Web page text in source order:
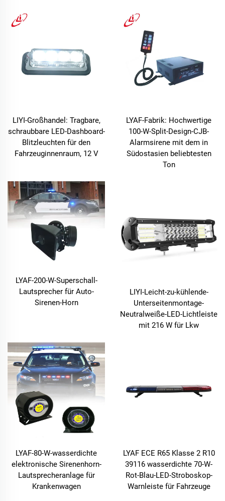
LIYI-Großhandel: Tragbare,
schraubbare LED-Dashboard-
Blitzleuchten für den
Fahrzeuginnenraum, 12 V
LYAF-Fabrik: Hochwertige
100-W-Split-Design-CJB-
Alarmsirene mit dem in
Südostasien beliebtesten
Ton
LYAF-200-W-Superschall-
Lautsprecher für Auto-
Sirenen-Horn
LIYI-Leicht-zu-kühlende-
Unterseitenmontage-
Neutralweiße-LED-Lichtleiste
mit 216 W für Lkw
LYAF-80-W-wasserdichte
elektronische Sirenenhorn-
Lautsprecheranlage für
Krankenwagen
LYAF ECE R65 Klasse 2 R10
39116 wasserdichte 70-W-
Rot-Blau-LED-Stroboskop-
Warnleiste für Fahrzeuge